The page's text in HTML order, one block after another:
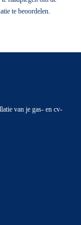
te beoordelen.
van je gas- en cv-